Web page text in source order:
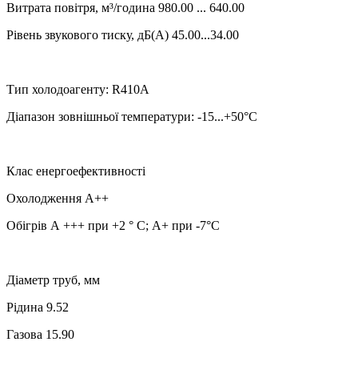
Витрата повітря, м³/година 980.00 ... 640.00
Рівень звукового тиску, дБ(А) 45.00...34.00
Тип холодоагенту: R410A
Діапазон зовнішньої температури: -15...+50°C
Клас енергоефективності
Охолодження А++
Обігрів А +++ при +2 ° С; А+ при -7°С
Діаметр труб, мм
Рідина 9.52
Газова 15.90